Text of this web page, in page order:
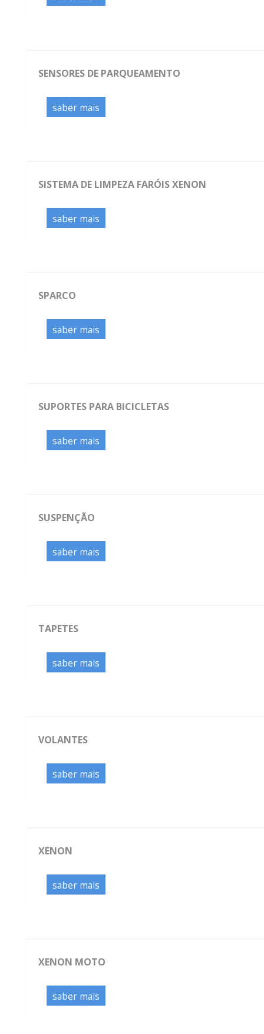
SENSORES DE PARQUEAMENTO
saber mais
SISTEMA DE LIMPEZA FARÓIS XENON
saber mais
SPARCO
saber mais
SUPORTES PARA BICICLETAS
saber mais
SUSPENÇÃO
saber mais
TAPETES
saber mais
VOLANTES
saber mais
XENON
saber mais
XENON MOTO
saber mais